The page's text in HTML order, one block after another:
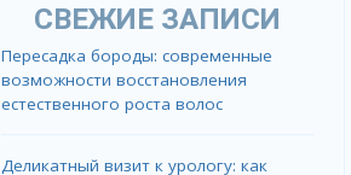
СВЕЖИЕ ЗАПИСИ
Пересадка бороды: современные
возможности восстановления
естественного роста волос
Деликатный визит к урологу: как